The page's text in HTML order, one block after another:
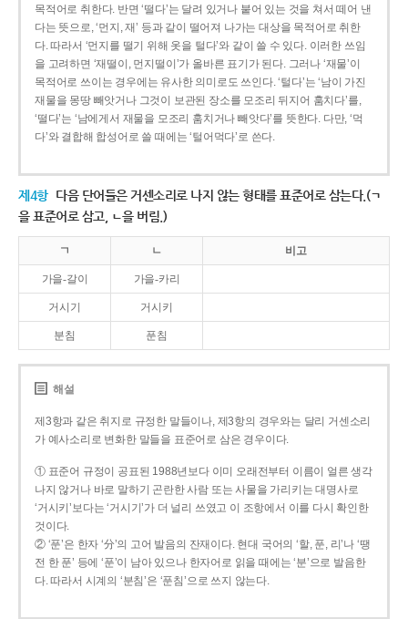
목적어로 취한다. 반면 ‘떨다’는 달려 있거나 붙어 있는 것을 쳐서 떼어 낸
다는 뜻으로, ‘먼지, 재’ 등과 같이 떨어져 나가는 대상을 목적어로 취한
다. 따라서 ‘먼지를 떨기 위해 옷을 털다’와 같이 쓸 수 있다. 이러한 쓰임
을 고려하면 ‘재떨이, 먼지떨이’가 올바른 표기가 된다. 그러나 ‘재물’이
목적어로 쓰이는 경우에는 유사한 의미로도 쓰인다. ‘털다’는 ‘남이 가진
재물을 몽땅 빼앗거나 그것이 보관된 장소를 모조리 뒤지어 훔치다’를,
‘떨다’는 ‘남에게서 재물을 모조리 훔치거나 빼앗다’를 뜻한다. 다만, ‘먹
다’와 결합해 합성어로 쓸 때에는 ‘털어먹다’로 쓴다.
제4항 다음 단어들은 거센소리로 나지 않는 형태를 표준어로 삼는다.(ㄱ
을 표준어로 삼고, ㄴ을 버림.)
ㄱ ㄴ 비고
가을-갈이 가을-카리
거시기 거시키
분침 푼침
해설
제3항과 같은 취지로 규정한 말들이나, 제3항의 경우와는 달리 거센소리
가 예사소리로 변화한 말들을 표준어로 삼은 경우이다.
① 표준어 규정이 공표된 1988년보다 이미 오래전부터 이름이 얼른 생각
나지 않거나 바로 말하기 곤란한 사람 또는 사물을 가리키는 대명사로
‘거시키’보다는 ‘거시기’가 더 널리 쓰였고 이 조항에서 이를 다시 확인한
것이다.
② ‘푼’은 한자 ‘分’의 고어 발음의 잔재이다. 현대 국어의 ‘할, 푼, 리’나 ‘땡
전 한 푼’ 등에 ‘푼’이 남아 있으나 한자어로 읽을 때에는 ‘분’으로 발음한
다. 따라서 시계의 ‘분침’은 ‘푼침’으로 쓰지 않는다.